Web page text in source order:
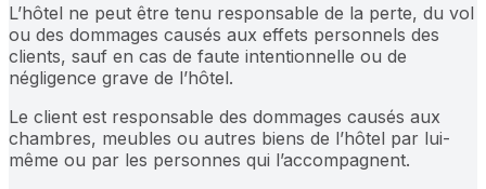
L’hôtel ne peut être tenu responsable de la perte, du vol
ou des dommages causés aux effets personnels des
clients, sauf en cas de faute intentionnelle ou de
négligence grave de l’hôtel.
Le client est responsable des dommages causés aux
chambres, meubles ou autres biens de l’hôtel par lui-
même ou par les personnes qui l’accompagnent.